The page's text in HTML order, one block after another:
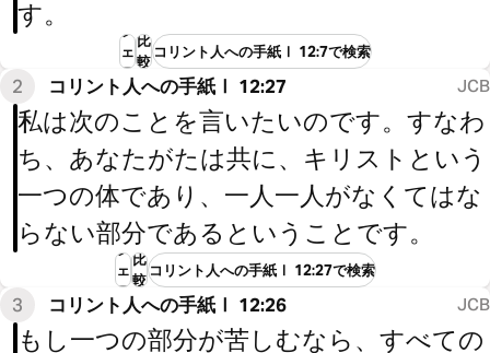
す。
シ
ェ
ア
比
較
コリント人への手紙Ⅰ 12:7で検索
2 コリント人への手紙Ⅰ 12:27 JCB
私は次のことを言いたいのです。すなわ
ち、あなたがたは共に、キリストという
一つの体であり、一人一人がなくてはな
らない部分であるということです。
シ
ェ
ア
比
較
コリント人への手紙Ⅰ 12:27で検索
3 コリント人への手紙Ⅰ 12:26 JCB
もし一つの部分が苦しむなら、すべての